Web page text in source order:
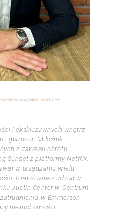
wszystkich moich ofert
i ekskluzywnych wnętrz
i glamour. Miłośnik
z zakresu obrotu
Sunset z platformy Netflix.
w urządzaniu wielu
Brał również udział w
Justin Center w Centrum
w Emmerson
nieruchomości